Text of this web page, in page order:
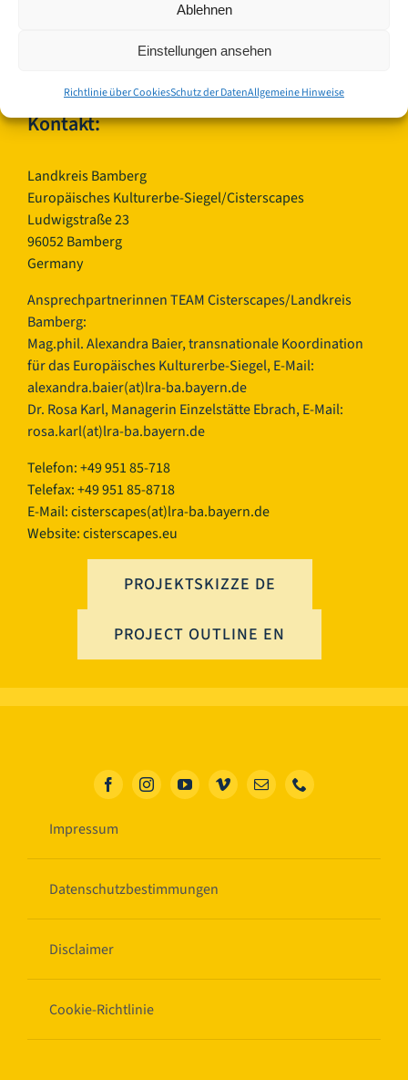
Ablehnen
Einstellungen ansehen
Richtlinie über CookiesSchutz der DatenAllgemeine Hinweise
Alle Rechte vorbehalten
Kontakt:
Landkreis Bamberg
Europäisches Kulturerbe-Siegel/Cisterscapes
Ludwigstraße 23
96052 Bamberg
Germany
Ansprechpartnerinnen TEAM Cisterscapes/Landkreis
Bamberg:
Mag.phil. Alexandra Baier, transnationale Koordination
für das Europäisches Kulturerbe-Siegel, E-Mail:
alexandra.baier(at)lra-ba.bayern.de
Dr. Rosa Karl, Managerin Einzelstätte Ebrach, E-Mail:
rosa.karl(at)lra-ba.bayern.de
Telefon: +49 951 85-718
Telefax: +49 951 85-8718
E-Mail:cisterscapes(at)lra-ba.bayern.de
Website: cisterscapes.eu
PROJEKTSKIZZE DE
PROJECT OUTLINE EN
Impressum
Datenschutzbestimmungen
Disclaimer
Cookie-Richtlinie